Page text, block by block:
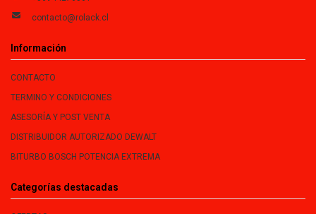
contacto@rolack.cl
Información
CONTACTO
TERMINO Y CONDICIONES
ASESORÍA Y POST VENTA
DISTRIBUIDOR AUTORIZADO DEWALT
BITURBO BOSCH POTENCIA EXTREMA
Categorías destacadas